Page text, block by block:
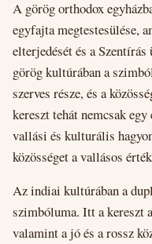
A görög orthodox
egyfajta megtestesülése,
elterjedését és a
görög kultúrában a
szerves része, és a
kereszt tehát nemcsak
vallási és kulturális
közösséget a vallásos
Az indiai kultúrában a
szimbóluma. Itt a kereszt
valamint a jó és a rossz